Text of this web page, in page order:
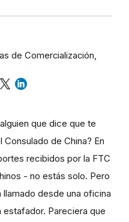
de Comercialización,
que dice que te
de China? En
recibidos por la FTC
- no estás solo. Pero
desde una oficina
estafador. Pareciera que